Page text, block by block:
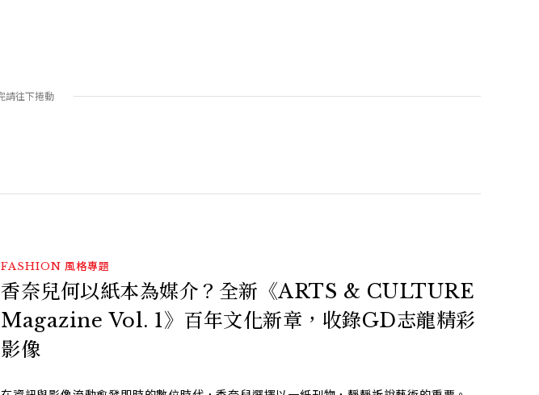
FASHION 風格專題
香奈兒何以紙本為媒介？全新《ARTS & CULTURE
Magazine Vol. 1》百年文化新章，收錄GD志龍精彩
影像